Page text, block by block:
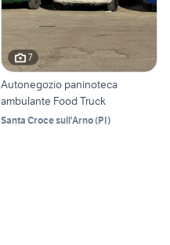
7
Autonegozio paninoteca
ambulante Food Truck
Santa Croce sull'Arno(PI)